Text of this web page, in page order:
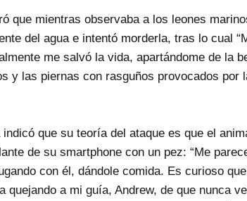
que mientras observaba a los leones
del agua e intentó morderla, tras lo cual
me salvó la vida, apartándome de la
y las piernas con rasguños provocados por
que su teoría del ataque es que el
de su smartphone con un pez: “Me
con él, dándole comida. Es curioso que
quejando a mi guía, Andrew, de que nunca